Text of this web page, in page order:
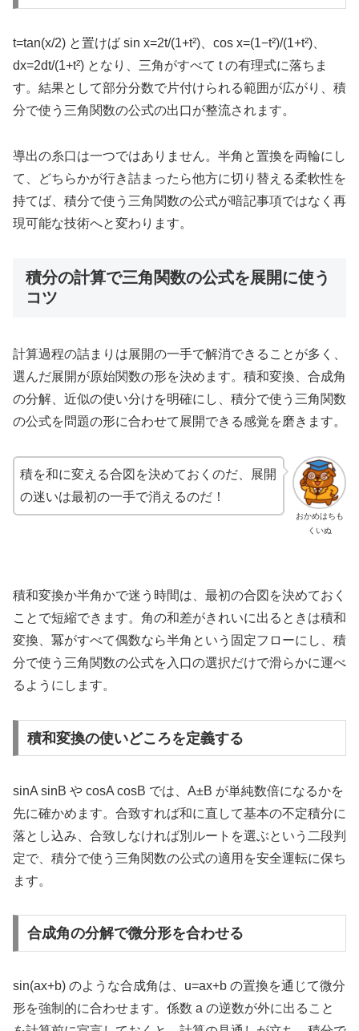
t=tan(x/2) と置けば sin x=2t/(1+t²)、cos x=(1−t²)/(1+t²)、
dx=2dt/(1+t²) となり、三角がすべて t の有理式に落ちま
す。結果として部分分数で片付けられる範囲が広がり、積
分で使う三角関数の公式の出口が整流されます。
導出の糸口は一つではありません。半角と置換を両輪にし
て、どちらかが行き詰まったら他方に切り替える柔軟性を
持てば、積分で使う三角関数の公式が暗記事項ではなく再
現可能な技術へと変わります。
積分の計算で三角関数の公式を展開に使う
コツ
計算過程の詰まりは展開の一手で解消できることが多く、
選んだ展開が原始関数の形を決めます。積和変換、合成角
の分解、近似の使い分けを明確にし、積分で使う三角関数
の公式を問題の形に合わせて展開できる感覚を磨きます。
おかめはちも
くいぬ
積を和に変える合図を決めておくのだ、展開
の迷いは最初の一手で消えるのだ！
積和変換か半角かで迷う時間は、最初の合図を決めておく
ことで短縮できます。角の和差がきれいに出るときは積和
変換、冪がすべて偶数なら半角という固定フローにし、積
分で使う三角関数の公式を入口の選択だけで滑らかに運べ
るようにします。
積和変換の使いどころを定義する
sinA sinB や cosA cosB では、A±B が単純数倍になるかを
先に確かめます。合致すれば和に直して基本の不定積分に
落とし込み、合致しなければ別ルートを選ぶという二段判
定で、積分で使う三角関数の公式の適用を安全運転に保ち
ます。
合成角の分解で微分形を合わせる
sin(ax+b) のような合成角は、u=ax+b の置換を通じて微分
形を強制的に合わせます。係数 a の逆数が外に出ること